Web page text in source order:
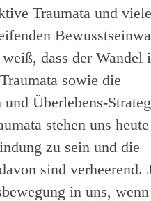
Traumata und
dass der Wandel
sowie die
Überlebens-
stehen uns
zu sein und die
sind verheerend.
in uns,